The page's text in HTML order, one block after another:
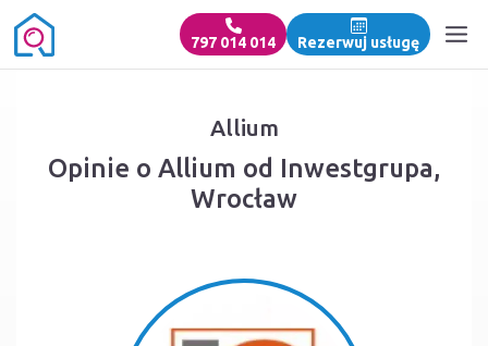
797 014 014 Rezerwuj usługę
Allium
Opinie o Allium od Inwestgrupa,
Wrocław